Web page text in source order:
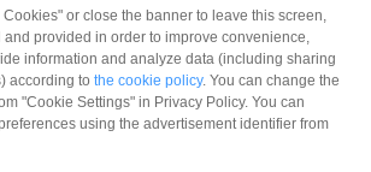
て
いて
Cookies" or close the banner to leave this screen,
provided in order to improve convenience,
information and analyze data (including sharing
according to the cookie policy. You can change the
"Cookie Settings" in Privacy Policy. You can
using the advertisement identifier from